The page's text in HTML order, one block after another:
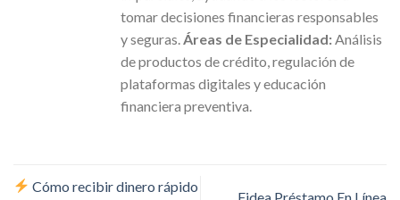
tomar decisiones financieras responsables
y seguras. Áreas de Especialidad: Análisis
de productos de crédito, regulación de
plataformas digitales y educación
financiera preventiva.
Cómo recibir dinero rápido